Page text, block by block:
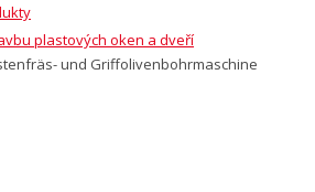
plastových oken a dveří
und Griffolivenbohrmaschine